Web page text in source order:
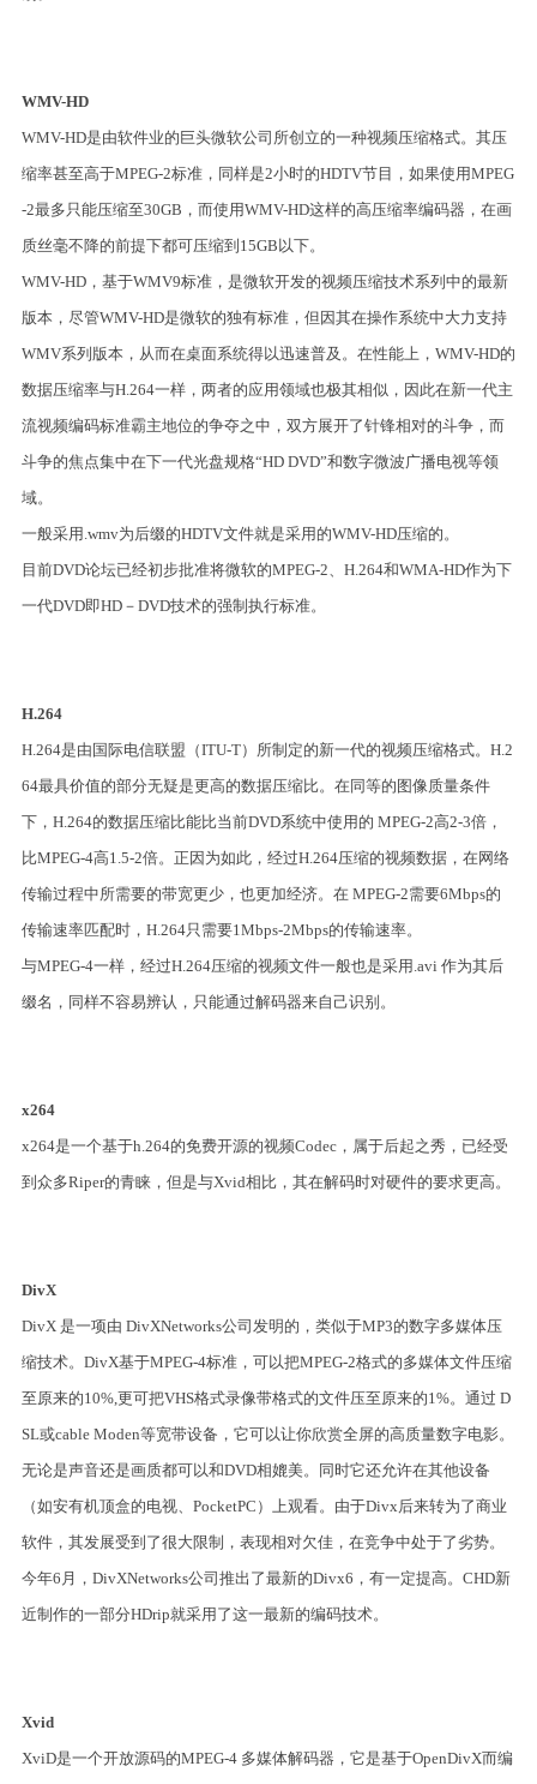
WMV-HD
WMV-HD是由软件业的巨头微软公司所创立的一种视频压缩格式。其压
缩率甚至高于MPEG-2标准，同样是2小时的HDTV节目，如果使用MPEG
-2最多只能压缩至30GB，而使用WMV-HD这样的高压缩率编码器，在画
质丝毫不降的前提下都可压缩到15GB以下。
WMV-HD，基于WMV9标准，是微软开发的视频压缩技术系列中的最新
版本，尽管WMV-HD是微软的独有标准，但因其在操作系统中大力支持
WMV系列版本，从而在桌面系统得以迅速普及。在性能上，WMV-HD的
数据压缩率与H.264一样，两者的应用领域也极其相似，因此在新一代主
流视频编码标准霸主地位的争夺之中，双方展开了针锋相对的斗争，而
斗争的焦点集中在下一代光盘规格“HD DVD”和数字微波广播电视等领
域。
一般采用.wmv为后缀的HDTV文件就是采用的WMV-HD压缩的。
目前DVD论坛已经初步批准将微软的MPEG-2、H.264和WMA-HD作为下
一代DVD即HD－DVD技术的强制执行标准。
H.264
H.264是由国际电信联盟（ITU-T）所制定的新一代的视频压缩格式。H.2
64最具价值的部分无疑是更高的数据压缩比。在同等的图像质量条件
下，H.264的数据压缩比能比当前DVD系统中使用的 MPEG-2高2-3倍，
比MPEG-4高1.5-2倍。正因为如此，经过H.264压缩的视频数据，在网络
传输过程中所需要的带宽更少，也更加经济。在 MPEG-2需要6Mbps的
传输速率匹配时，H.264只需要1Mbps-2Mbps的传输速率。
与MPEG-4一样，经过H.264压缩的视频文件一般也是采用.avi 作为其后
缀名，同样不容易辨认，只能通过解码器来自己识别。
x264
x264是一个基于h.264的免费开源的视频Codec，属于后起之秀，已经受
到众多Riper的青睐，但是与Xvid相比，其在解码时对硬件的要求更高。
DivX
DivX 是一项由 DivXNetworks公司发明的，类似于MP3的数字多媒体压
缩技术。DivX基于MPEG-4标准，可以把MPEG-2格式的多媒体文件压缩
至原来的10%,更可把VHS格式录像带格式的文件压至原来的1%。通过 D
SL或cable Moden等宽带设备，它可以让你欣赏全屏的高质量数字电影。
无论是声音还是画质都可以和DVD相媲美。同时它还允许在其他设备
（如安有机顶盒的电视、PocketPC）上观看。由于Divx后来转为了商业
软件，其发展受到了很大限制，表现相对欠佳，在竞争中处于了劣势。
今年6月，DivXNetworks公司推出了最新的Divx6，有一定提高。CHD新
近制作的一部分HDrip就采用了这一最新的编码技术。
Xvid
XviD是一个开放源码的MPEG-4 多媒体解码器，它是基于OpenDivX而编